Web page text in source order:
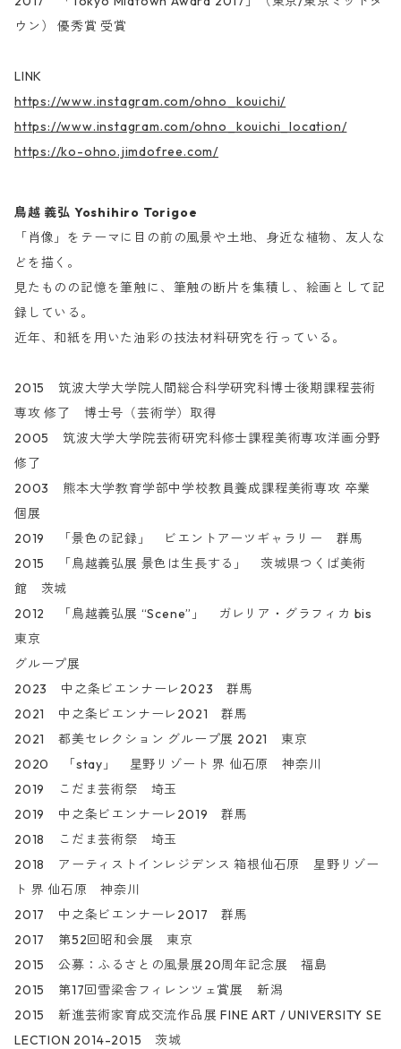
ウン） 優秀賞 受賞
LINK
https://www.instagram.com/ohno_kouichi/
https://www.instagram.com/ohno_kouichi_location/
https://ko-ohno.jimdofree.com/
鳥越 義弘 Yoshihiro Torigoe
「肖像」をテーマに目の前の風景や土地、身近な植物、友人な
どを描く。
見たものの記憶を筆触に、筆触の断片を集積し、絵画として記
録している。
近年、和紙を用いた油彩の技法材料研究を行っている。
2015 筑波大学大学院人間総合科学研究科博士後期課程芸術
専攻 修了 博士号（芸術学）取得
2005 筑波大学大学院芸術研究科修士課程美術専攻洋画分野
修了
2003 熊本大学教育学部中学校教員養成課程美術専攻 卒業
個展
2019 「景色の記録」 ビエントアーツギャラリー 群馬
2015 「鳥越義弘展 景色は生長する」 茨城県つくば美術
館 茨城
2012 「鳥越義弘展 “Scene”」 ガレリア・グラフィカ bis
東京
グループ展
2023 中之条ビエンナーレ2023 群馬
2021 中之条ビエンナーレ2021 群馬
2021 都美セレクション グループ展 2021 東京
2020 「stay」 星野リゾート 界 仙石原 神奈川
2019 こだま芸術祭 埼玉
2019 中之条ビエンナーレ2019 群馬
2018 こだま芸術祭 埼玉
2018 アーティストインレジデンス 箱根仙石原 星野リゾー
ト 界 仙石原 神奈川
2017 中之条ビエンナーレ2017 群馬
2017 第52回昭和会展 東京
2015 公募：ふるさとの風景展20周年記念展 福島
2015 第17回雪梁舎フィレンツェ賞展 新潟
2015 新進芸術家育成交流作品展 FINE ART / UNIVERSITY SE
LECTION 2014-2015 茨城